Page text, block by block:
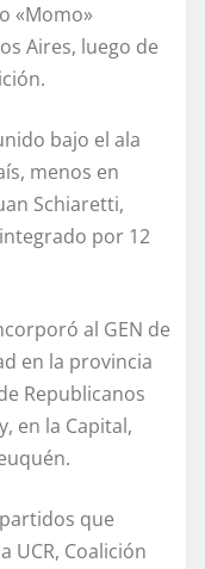
«Momo»
Aires, luego de
bajo el ala
menos en
Schiaretti,
por 12
al GEN de
en la provincia
Republicanos
en la Capital,
que
UCR, Coalición